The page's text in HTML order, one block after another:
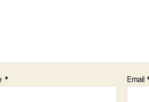
* Email